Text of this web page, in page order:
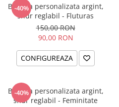
-40%
Bratara personalizata argint,
snur reglabil - Fluturas
150,00 RON
90,00 RON
CONFIGUREAZA
-40%
Bratara personalizata argint,
snur reglabil - Feminitate